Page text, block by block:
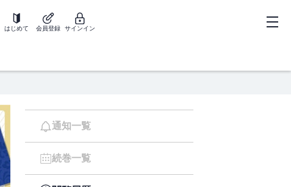
はじめて 会員登録 サインイン
通知一覧
続巻一覧